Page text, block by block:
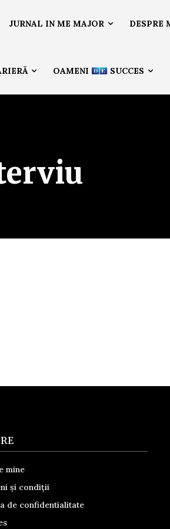
JURNAL IN ME MAJOR DESPRE
OAMENI SUCCES
mine
și condiții
de confidentialitate